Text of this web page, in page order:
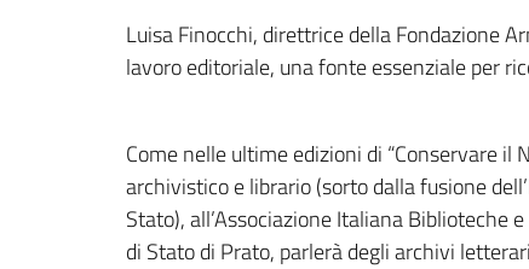
Luisa Finocchi, direttrice della Fondazione
lavoro editoriale, una fonte essenziale per
Come nelle ultime edizioni di “Conservare
archivistico e librario (sorto dalla fusione
Stato), all’Associazione Italiana Biblioteche
di Stato di Prato, parlerà degli archivi